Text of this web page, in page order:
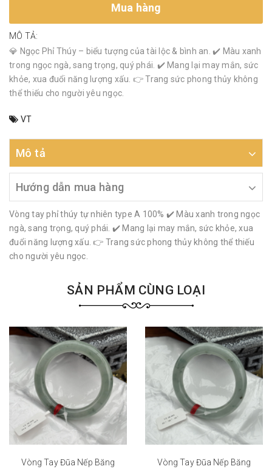
Mua hàng
MÔ TẢ:
💎 Ngọc Phỉ Thúy – biểu tượng của tài lộc & bình an. ✔️ Màu xanh
trong ngọc ngà, sang trọng, quý phái. ✔️ Mang lại may mắn, sức
khỏe, xua đuổi năng lượng xấu. 👉 Trang sức phong thủy không
thể thiếu cho người yêu ngọc.
VT
Mô tả
Hướng dẫn mua hàng
Vòng tay phỉ thúy tự nhiên type A 100% ✔️ Màu xanh trong ngọc
ngà, sang trọng, quý phái. ✔️ Mang lại may mắn, sức khỏe, xua
đuổi năng lượng xấu. 👉 Trang sức phong thủy không thể thiếu
cho người yêu ngọc.
SẢN PHẨM CÙNG LOẠI
Vòng Tay Đũa Nếp Băng
Vòng Tay Đũa Nếp Băng